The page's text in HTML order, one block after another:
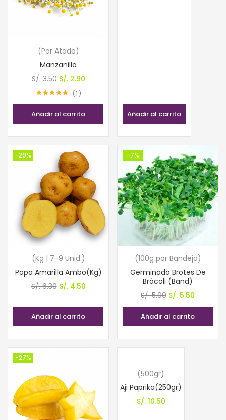
(Por Atado)
Manzanilla
S/.3.50 El
precio
original
era:
S/.2.90El
actual
es:
1
Añadir al carrito Añadir al carrito
-29%
(Kg | 7-9 Unid.)
Papa Amarilla Ambo(Kg)
S/.6.30 El
original
era:
S/. 6.30.
S/.4.50El
es:
S/. 4.50.
Añadir al carrito
-7%
(100g por Bandeja)
Germinado Brotes De
Brócoli (Band)
S/.5.90 El
precio
original
S/. 5.90.
S/. 5.50
precio
Añadir al carrito
-27%
(500gr)
Aji Paprika(250gr)
S/.10.50